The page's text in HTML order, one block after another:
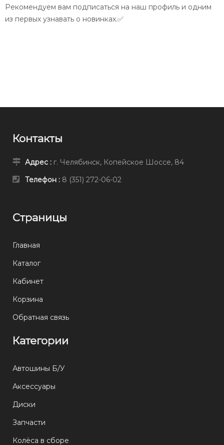
Рекомендуем вам подписаться на наш профиль и одним
из первых узнавать о новинках.✅
Контакты
Адрес : г. Челябинск, Копейское Шоссе, 84
Телефон : 8 (351) 272-06-02
Страницы
Главная
Каталог
Кабинет
Корзина
Обратная связь
Категории
Автошины Б/У
Аксессуары
Диски
Запчасти
Колёса в сборе